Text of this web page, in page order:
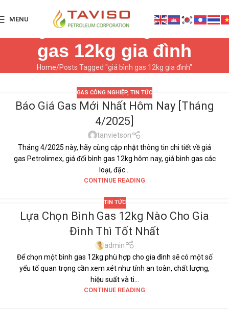
MENUTag Archives: giá bình
gas 12kg gia đình
Home Posts Tagged "giá bình gas 12kg gia đình"
01
GAS CÔNG NGHIỆP, TIN TỨC
Báo Giá Gas Mới Nhất Hôm Nay [Tháng
4/2025]
tanvietson
Tháng 4/2025 này, hãy cùng cập nhật thông tin chi tiết về giá
gas Petrolimex, giá đổi bình gas 12kg hôm nay, giá bình gas các
loại, đặc...
CONTINUE READING
TIN TỨC
Lựa Chọn Bình Gas 12kg Nào Cho Gia
Đình Thì Tốt Nhất
admin
Để chọn một bình gas 12kg phù hợp cho gia đình sẽ có một số
yếu tố quan trọng cần xem xét như tính an toàn, chất lượng,
hiệu suất và ti...
CONTINUE READING